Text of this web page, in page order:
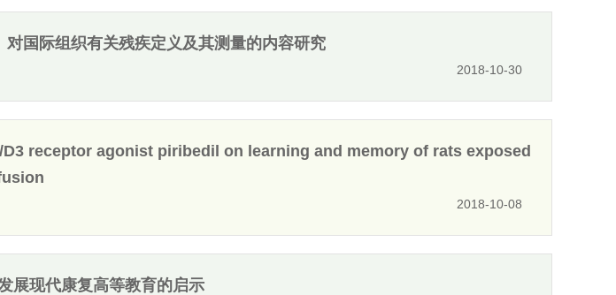
国际组织有关残疾定义及其测量的内容研究
2018-10-30
receptor agonist piribedil on learning and memory of rats exposed
2018-10-08
展现代康复高等教育的启示